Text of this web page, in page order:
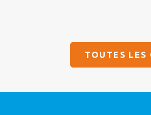
TOUTES LES